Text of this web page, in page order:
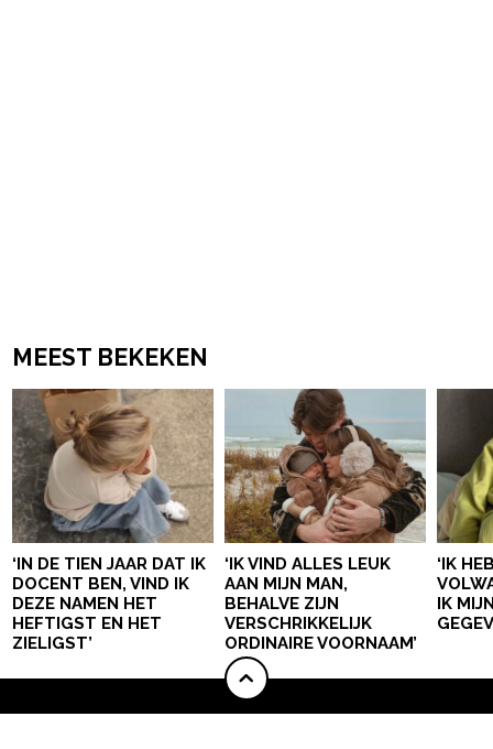
MEEST BEKEKEN
‘IN DE TIEN JAAR DAT IK
DOCENT BEN, VIND IK
DEZE NAMEN HET
HEFTIGST EN HET
ZIELIGST’
‘IK VIND ALLES LEUK
AAN MIJN MAN,
BEHALVE ZIJN
VERSCHRIKKELIJK
ORDINAIRE VOORNAAM’
‘IK
IK